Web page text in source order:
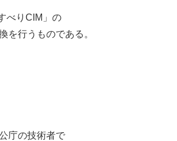
べりCIM」の
を行うものである。
庁の技術者で